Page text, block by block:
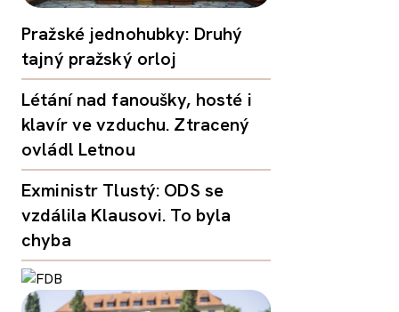
Pražské jednohubky: Druhý
tajný pražský orloj
Létání nad fanoušky, hosté i
klavír ve vzduchu. Ztracený
ovládl Letnou
Exministr Tlustý: ODS se
vzdálila Klausovi. To byla
chyba